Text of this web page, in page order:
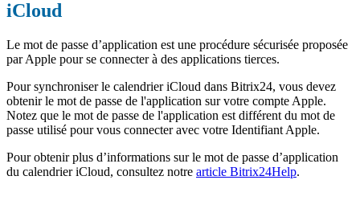
iCloud
Le mot de passe d’application est une procédure sécurisée proposée
par Apple pour se connecter à des applications tierces.
Pour synchroniser le calendrier iCloud dans Bitrix24, vous devez
obtenir le mot de passe de l'application sur votre compte Apple.
Notez que le mot de passe de l'application est différent du mot de
passe utilisé pour vous connecter avec votre Identifiant Apple.
Pour obtenir plus d’informations sur le mot de passe d’application
du calendrier iCloud, consultez notre article Bitrix24Help.